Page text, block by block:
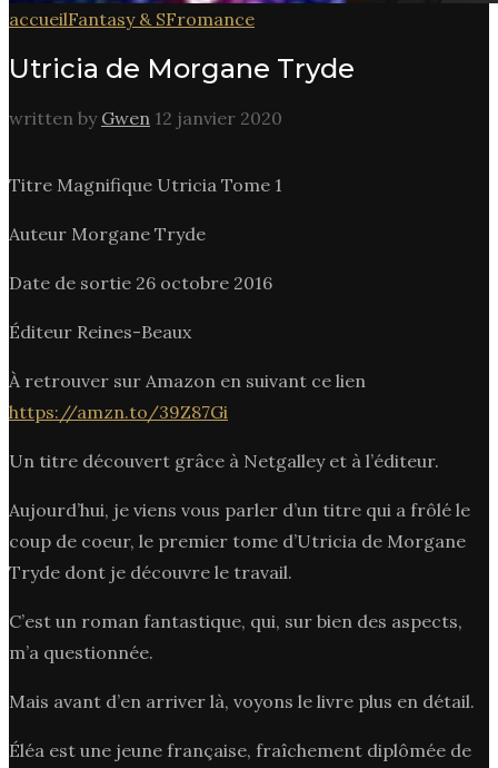
accueilFantasy & SFromance
Utricia de Morgane Tryde
written by Gwen 12 janvier 2020
Titre Magnifique Utricia Tome 1
Auteur Morgane Tryde
Date de sortie 26 octobre 2016
Éditeur Reines-Beaux
À retrouver sur Amazon en suivant ce lien
https://amzn.to/39Z87Gi
Un titre découvert grâce à Netgalley et à l’éditeur.
Aujourd’hui, je viens vous parler d’un titre qui a frôlé le
coup de coeur, le premier tome d’Utricia de Morgane
Tryde dont je découvre le travail.
C’est un roman fantastique, qui, sur bien des aspects,
m’a questionnée.
Mais avant d’en arriver là, voyons le livre plus en détail.
Éléa est une jeune française, fraîchement diplômée de